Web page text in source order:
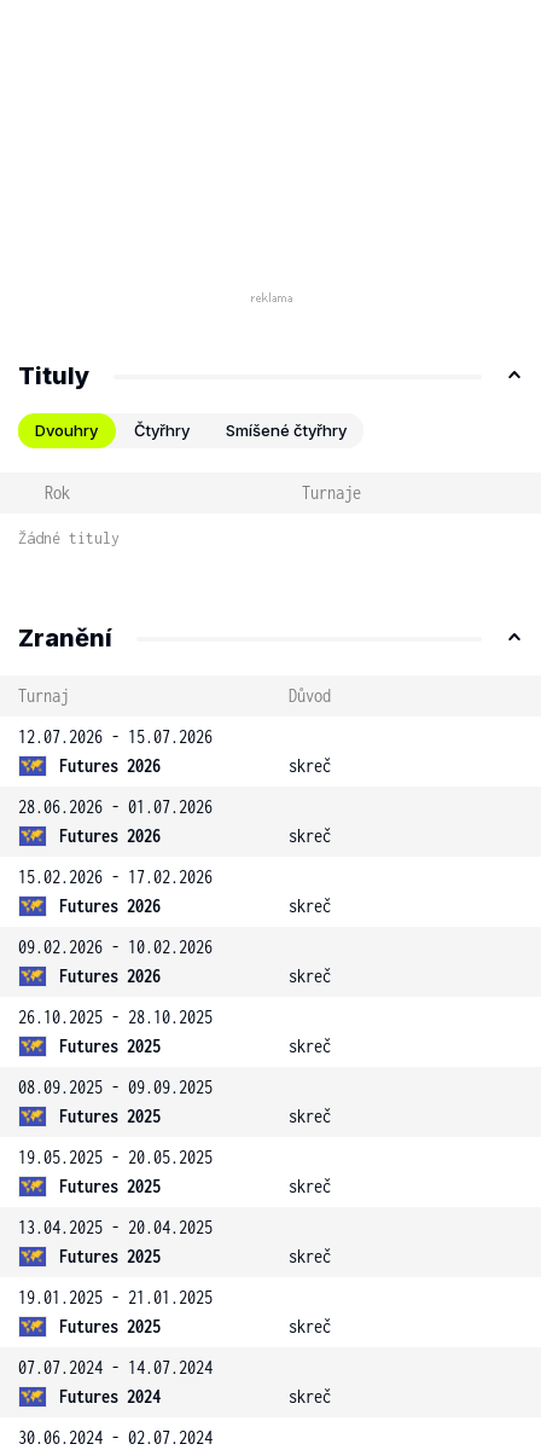
Tituly
Dvouhry Čtyřhry Smíšené čtyřhry
Rok Turnaje
Žádné tituly
Zranění
Turnaj
Důvod
12.07.2026 - 15.07.2026
Futures 2026
skreč
28.06.2026 - 01.07.2026
Futures 2026
skreč
15.02.2026 - 17.02.2026
Futures 2026
skreč
09.02.2026 - 10.02.2026
Futures 2026
skreč
26.10.2025 - 28.10.2025
Futures 2025
skreč
08.09.2025 - 09.09.2025
Futures 2025
skreč
19.05.2025 - 20.05.2025
Futures 2025
skreč
13.04.2025 - 20.04.2025
Futures 2025
skreč
19.01.2025 - 21.01.2025
Futures 2025
skreč
07.07.2024 - 14.07.2024
Futures 2024
skreč
30.06.2024 - 02.07.2024